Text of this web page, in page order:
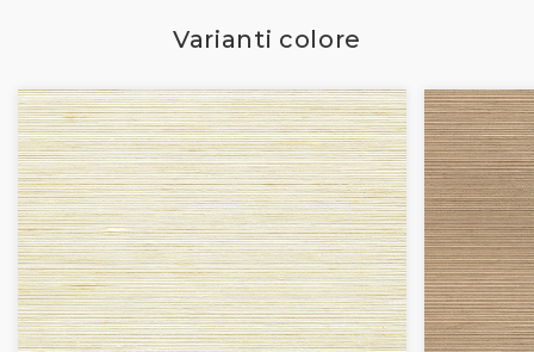
Varianti colore